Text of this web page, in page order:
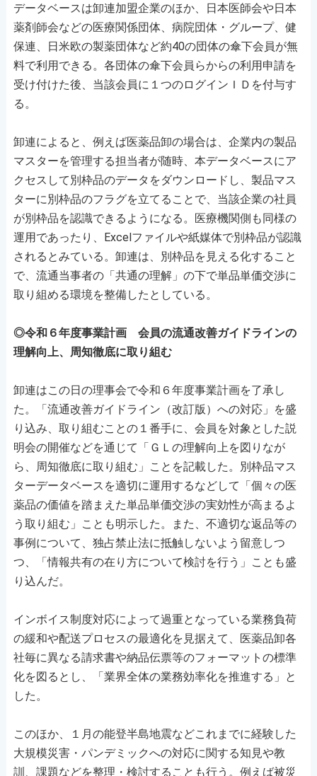
データベースは卸連加盟企業のほか、日本医師会や日本
薬剤師会などの医療関係団体、病院団体・グループ、健
保連、日米欧の製薬団体など約40の団体の傘下会員が無
料で利用できる。各団体の傘下会員らからの利用申請を
受け付けた後、当該会員に１つのログインＩＤを付与す
る。
卸連によると、例えば医薬品卸の場合は、企業内の製品
マスターを管理する担当者が随時、本データベースにア
クセスして別枠品のデータをダウンロードし、製品マス
ターに別枠品のフラグを立てることで、当該企業の社員
が別枠品を認識できるようになる。医療機関側も同様の
運用であったり、Excelファイルや紙媒体で別枠品が認識
されるとみている。卸連は、別枠品を見える化すること
で、流通当事者の「共通の理解」の下で単品単価交渉に
取り組める環境を整備したとしている。
◎令和６年度事業計画 会員の流通改善ガイドラインの
理解向上、周知徹底に取り組む
卸連はこの日の理事会で令和６年度事業計画を了承し
た。「流通改善ガイドライン（改訂版）への対応」を盛
り込み、取り組むことの１番手に、会員を対象とした説
明会の開催などを通じて「ＧＬの理解向上を図りなが
ら、周知徹底に取り組む」ことを記載した。別枠品マス
ターデータベースを適切に運用するなどして「個々の医
薬品の価値を踏まえた単品単価交渉の実効性が高まるよ
う取り組む」ことも明示した。また、不適切な返品等の
事例について、独占禁止法に抵触しないよう留意しつ
つ、「情報共有の在り方について検討を行う」ことも盛
り込んだ。
インボイス制度対応によって過重となっている業務負荷
の緩和や配送プロセスの最適化を見据えて、医薬品卸各
社毎に異なる請求書や納品伝票等のフォーマットの標準
化を図るとし、「業界全体の業務効率化を推進する」と
した。
このほか、１月の能登半島地震などこれまでに経験した
大規模災害・パンデミックへの対応に関する知見や教
訓、課題などを整理・検討することも行う。例えば被災